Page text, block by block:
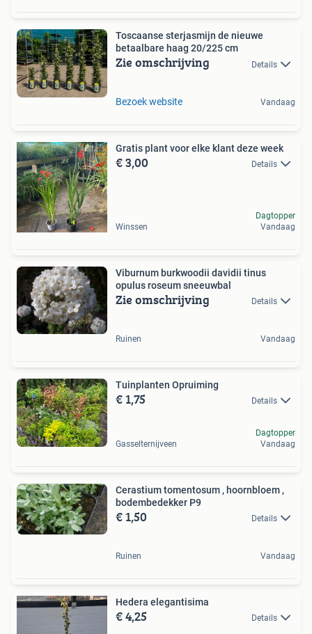
Toscaanse sterjasmijn de nieuwe
betaalbare haag 20/225 cm
Zie omschrijving Details
Bezoek website Vandaag
Gratis plant voor elke klant deze week
€ 3,00 Details
Winssen
Dagtopper
Vandaag
Viburnum burkwoodii davidii tinus
opulus roseum sneeuwbal
Zie omschrijving Details
Ruinen Vandaag
Tuinplanten Opruiming
€ 1,75 Details
Gasselternijveen
Dagtopper
Vandaag
Cerastium tomentosum , hoornbloem ,
bodembedekker P9
€ 1,50 Details
Ruinen Vandaag
Hedera elegantisima
€ 4,25 Details